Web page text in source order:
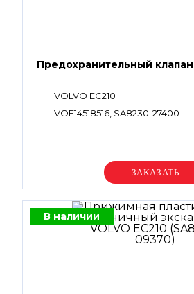
Предохранительный клапан
VOLVO EC210
VOE14518516, SA8230-27400
Уточняйте цену
В наличии